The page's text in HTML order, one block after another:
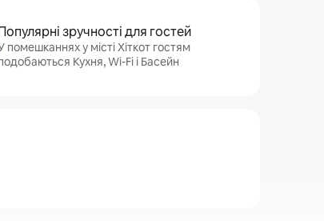
зручності для гостей
помешканнях у місті Хіткот гостям
Кухня, Wi-Fi і Басейн